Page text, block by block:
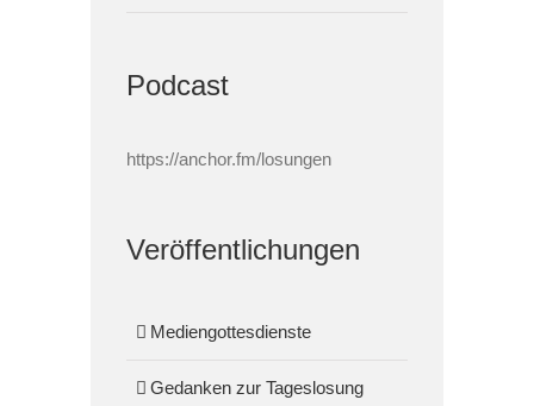
Podcast
https://anchor.fm/losungen
Veröffentlichungen
Mediengottesdienste
Gedanken zur Tageslosung